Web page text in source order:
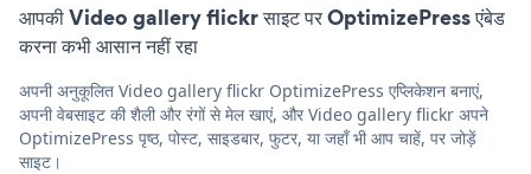
आपकी Video gallery flickr साइट पर OptimizePress एंबेड
करना कभी आसान नहीं रहा
अपनी अनुकूलित Video gallery flickr OptimizePress एप्लिकेशन बनाएं,
अपनी वेबसाइट की शैली और रंगों से मेल खाएं, और Video gallery flickr अपने
OptimizePress पृष्ठ, पोस्ट, साइडबार, फुटर, या जहाँ भी आप चाहें, पर जोड़ें
साइट।